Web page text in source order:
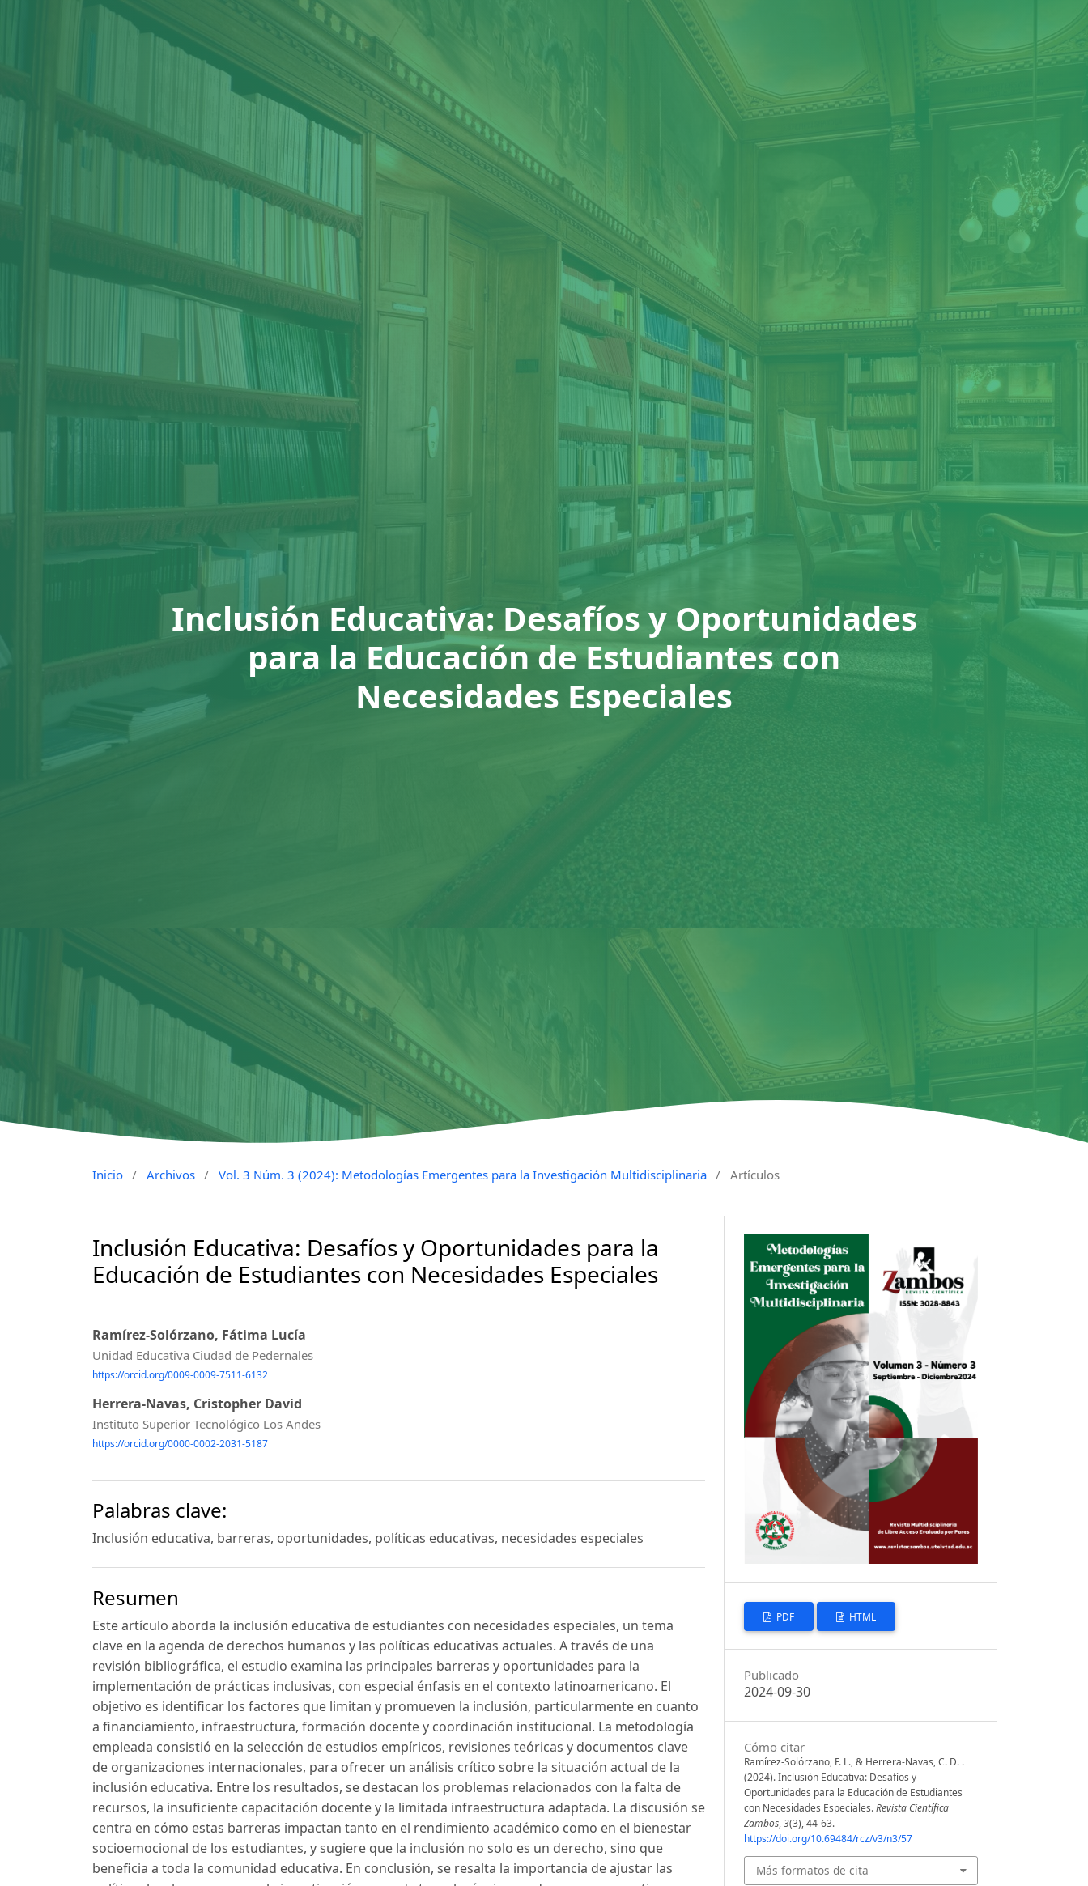
Inclusión Educativa: Desafíos y Oportunidades
para la Educación de Estudiantes con
Necesidades Especiales
Inicio / Archivos / Vol. 3 Núm. 3 (2024): Metodologías Emergentes para la Investigación Multidisciplinaria / Artículos
Inclusión Educativa: Desafíos y Oportunidades para la
Educación de Estudiantes con Necesidades Especiales
Ramírez-Solórzano, Fátima Lucía
Unidad Educativa Ciudad de Pedernales
https://orcid.org/0009-0009-7511-6132
Herrera-Navas, Cristopher David
Instituto Superior Tecnológico Los Andes
https://orcid.org/0000-0002-2031-5187
Palabras clave:
Inclusión educativa, barreras, oportunidades, políticas educativas, necesidades especiales
Resumen
Este artículo aborda la inclusión educativa de estudiantes con necesidades especiales, un tema
clave en la agenda de derechos humanos y las políticas educativas actuales. A través de una
revisión bibliográfica, el estudio examina las principales barreras y oportunidades para la
implementación de prácticas inclusivas, con especial énfasis en el contexto latinoamericano. El
objetivo es identificar los factores que limitan y promueven la inclusión, particularmente en cuanto
a financiamiento, infraestructura, formación docente y coordinación institucional. La metodología
empleada consistió en la selección de estudios empíricos, revisiones teóricas y documentos clave
de organizaciones internacionales, para ofrecer un análisis crítico sobre la situación actual de la
inclusión educativa. Entre los resultados, se destacan los problemas relacionados con la falta de
recursos, la insuficiente capacitación docente y la limitada infraestructura adaptada. La discusión se
centra en cómo estas barreras impactan tanto en el rendimiento académico como en el bienestar
socioemocional de los estudiantes, y sugiere que la inclusión no solo es un derecho, sino que
beneficia a toda la comunidad educativa. En conclusión, se resalta la importancia de ajustar las
PDF HTML
Publicado
2024-09-30
Cómo citar
Ramírez-Solórzano, F. L., & Herrera-Navas, C. D. .
(2024). Inclusión Educativa: Desafíos y
Oportunidades para la Educación de Estudiantes
con Necesidades Especiales.Revista Científica
Zambos,3(3), 44-63.
https://doi.org/10.69484/rcz/v3/n3/57
Más formatos de cita